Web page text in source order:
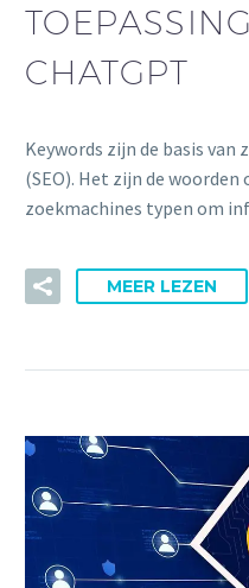
CHATGPT
Keywords zijn de basis
(SEO). Het zijn de
zoekmachines typen om
MEER LEZEN